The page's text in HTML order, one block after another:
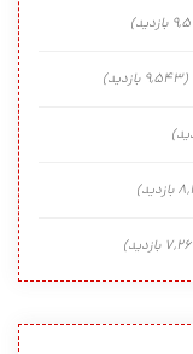
(9,543 بازدید)